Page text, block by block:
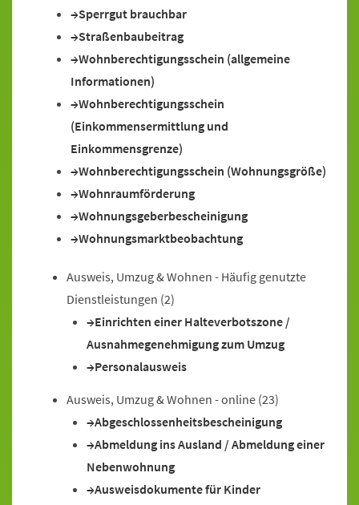
Sperrgut brauchbar
Straßenbaubeitrag
Wohnberechtigungsschein (allgemeine
Informationen)
Wohnberechtigungsschein
(Einkommensermittlung und
Einkommensgrenze)
Wohnberechtigungsschein (Wohnungsgröße)
Wohnraumförderung
Wohnungsgeberbescheinigung
Wohnungsmarktbeobachtung
Ausweis, Umzug & Wohnen - Häufig genutzte
Dienstleistungen (2)
Einrichten einer Halteverbotszone /
Ausnahmegenehmigung zum Umzug
Personalausweis
Ausweis, Umzug & Wohnen - online (23)
Abgeschlossenheitsbescheinigung
Abmeldung ins Ausland / Abmeldung einer
Nebenwohnung
Ausweisdokumente für Kinder